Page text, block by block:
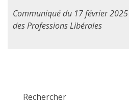
Communiqué du 17 février
des Professions Libérales
Rechercher